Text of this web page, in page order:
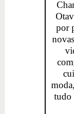
por
tudo